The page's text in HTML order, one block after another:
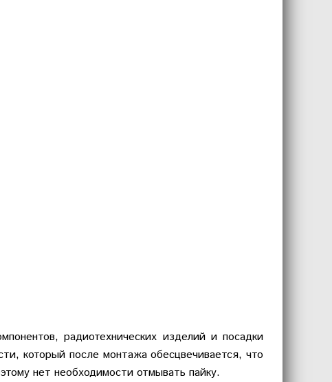
радиотехнических изделий и посадки
который после монтажа обесцвечивается, что
нет необходимости отмывать пайку.